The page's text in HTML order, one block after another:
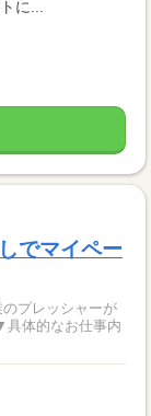
に...
でマイペー
プレッシャーが